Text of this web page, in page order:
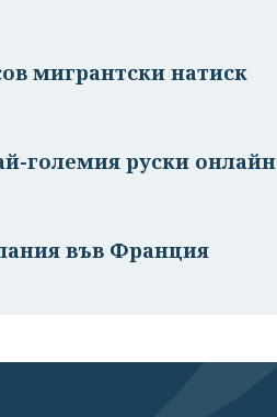
мигрантски натиск
големия руски онлайн
във Франция